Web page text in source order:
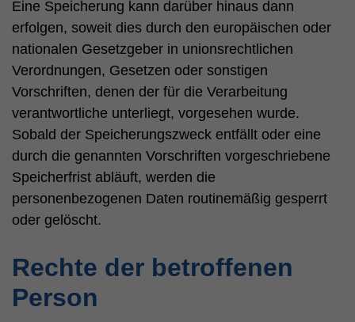
Eine Speicherung kann darüber hinaus dann
erfolgen, soweit dies durch den europäischen oder
nationalen Gesetzgeber in unionsrechtlichen
Verordnungen, Gesetzen oder sonstigen
Vorschriften, denen der für die Verarbeitung
verantwortliche unterliegt, vorgesehen wurde.
Sobald der Speicherungszweck entfällt oder eine
durch die genannten Vorschriften vorgeschriebene
Speicherfrist abläuft, werden die
personenbezogenen Daten routinemäßig gesperrt
oder gelöscht.
Rechte der betroffenen
Person